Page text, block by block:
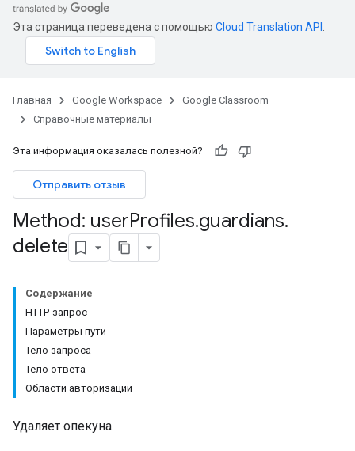
Эта страница переведена с помощью Cloud Translation API
Главная Google Workspace
Google Classroom
Справочные материалы
Эта информация оказалась полезной?
Отправить отзыв
Method: userProfiles.guardians.
delete
Содержание
HTTP-запрос
Параметры пути
Тело запроса
Тело ответа
Области авторизации
Удаляет опекуна.